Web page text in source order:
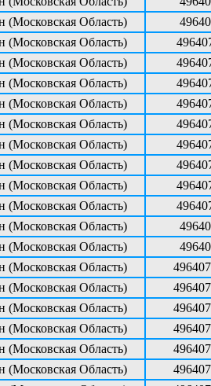
(Московская Область)
(Московская Область)
(Московская Область)
(Московская Область)
(Московская Область)
(Московская Область)
(Московская Область)
(Московская Область)
(Московская Область)
(Московская Область)
(Московская Область)
(Московская Область)
(Московская Область)
(Московская Область)
(Московская Область)
(Московская Область)
(Московская Область)
(Московская Область)